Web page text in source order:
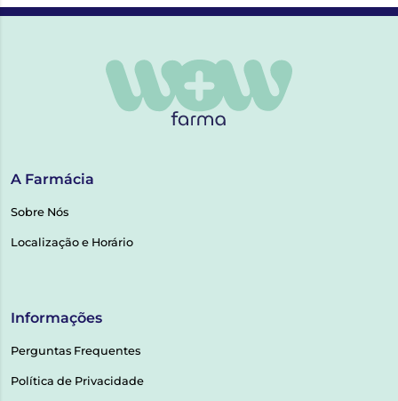
A Farmácia
Sobre Nós
Localização e Horário
Informações
Perguntas Frequentes
Política de Privacidade